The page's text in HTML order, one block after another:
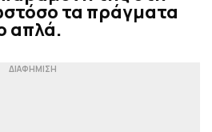
τα πράγματα
απλά.